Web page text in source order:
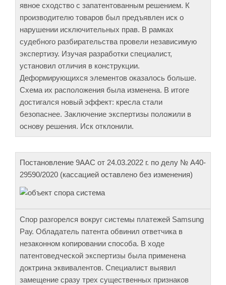
явное сходство с запатентованным решением. К
производителю товаров был предъявлен иск о
нарушении исключительных прав. В рамках
судебного разбирательства провели независимую
экспертизу. Изучая разработки специалист,
установил отличия в конструкции.
Деформирующихся элементов оказалось больше.
Схема их расположения была изменена. В итоге
достигался новый эффект: кресла стали
безопаснее. Заключение экспертизы положили в
основу решения. Иск отклонили.
Постановление 9ААС от 24.03.2022 г. по делу № А40-
29590/2020 (кассацией оставлено без изменения)
Спор разгорелся вокруг системы платежей Samsung
Рау. Обладатель патента обвинил ответчика в
незаконном копировании способа. В ходе
патентоведческой экспертизы была применена
доктрина эквивалентов. Специалист выявил
замещение сразу трех существенных признаков